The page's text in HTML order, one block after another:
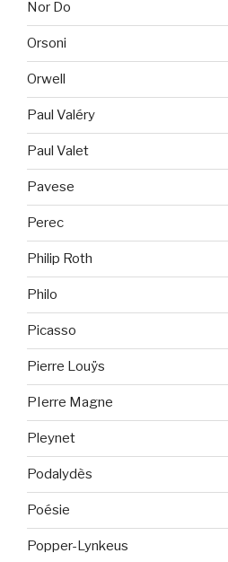
Nor Do
Orsoni
Orwell
Paul Valéry
Paul Valet
Pavese
Perec
Philip Roth
Philo
Picasso
Pierre Louÿs
PIerre Magne
Pleynet
Podalydès
Poésie
Popper-Lynkeus